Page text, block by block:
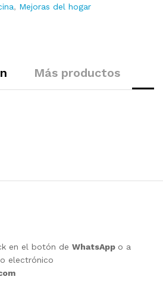
, Mejoras del hogar
Más productos
en el botón de WhatsApp o a
electrónico